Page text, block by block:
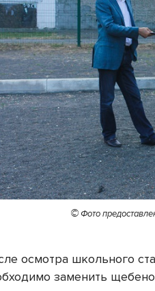
©Фото
осмотра школьного
заменить